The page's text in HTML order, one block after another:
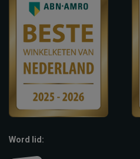
Word lid: